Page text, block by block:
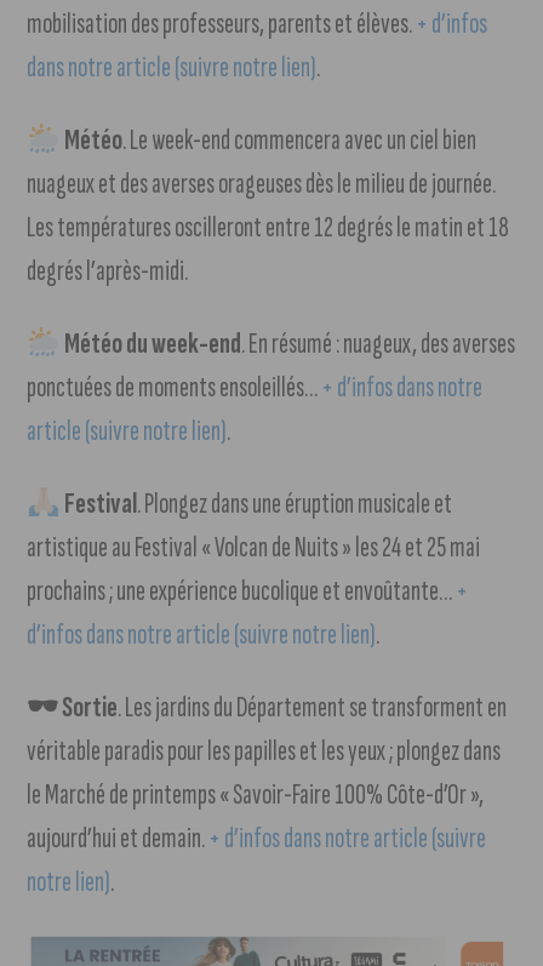
mobilisation des professeurs, parents et élèves.+ d’infos
dans notre article (suivre notre lien).
Météo. Le week-end commencera avec un ciel bien
nuageux et des averses orageuses dès le milieu de journée.
Les températures oscilleront entre 12 degrés le matin et 18
degrés l’après-midi.
Météo du week-end. En résumé : nuageux, des averses
ponctuées de moments ensoleillés…+ d’infos dans notre
article (suivre notre lien).
Festival. Plongez dans une éruption musicale et
artistique au Festival « Volcan de Nuits » les 24 et 25 mai
prochains ; une expérience bucolique et envoûtante…+
d’infos dans notre article (suivre notre lien).
🕶 Sortie. Les jardins du Département se transforment en
véritable paradis pour les papilles et les yeux ; plongez dans
le Marché de printemps « Savoir-Faire 100% Côte-d’Or »,
aujourd’hui et demain.+ d’infos dans notre article (suivre
notre lien).